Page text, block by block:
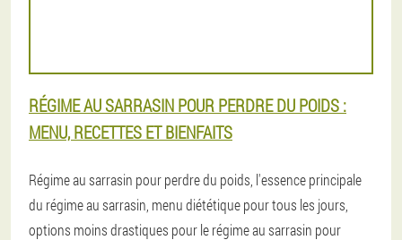
RÉGIME AU SARRASIN POUR PERDRE DU POIDS :
MENU, RECETTES ET BIENFAITS
Régime au sarrasin pour perdre du poids, l'essence principale
du régime au sarrasin, menu diététique pour tous les jours,
options moins drastiques pour le régime au sarrasin pour